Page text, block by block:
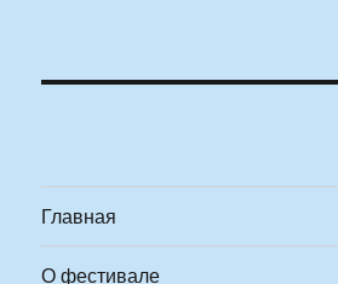
Главная
О фестивале